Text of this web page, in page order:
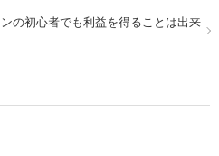
の初心者でも利益を得ることは出来